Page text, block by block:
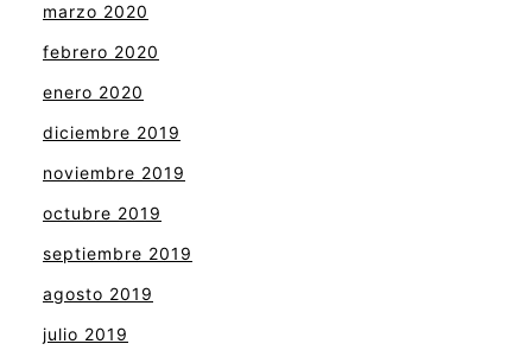
marzo 2020
febrero 2020
enero 2020
diciembre 2019
noviembre 2019
octubre 2019
septiembre 2019
agosto 2019
julio 2019